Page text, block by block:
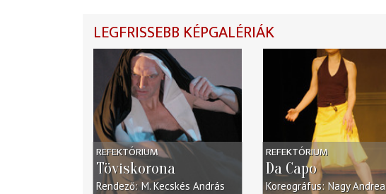
LEGFRISSEBB KÉPGALÉRIÁK
REFEKTÓRIUM
Töviskorona
Rendező M. Kecskés András
REFEKTÓRIUM
Da Capo
Koreográfus Nagy Andrea